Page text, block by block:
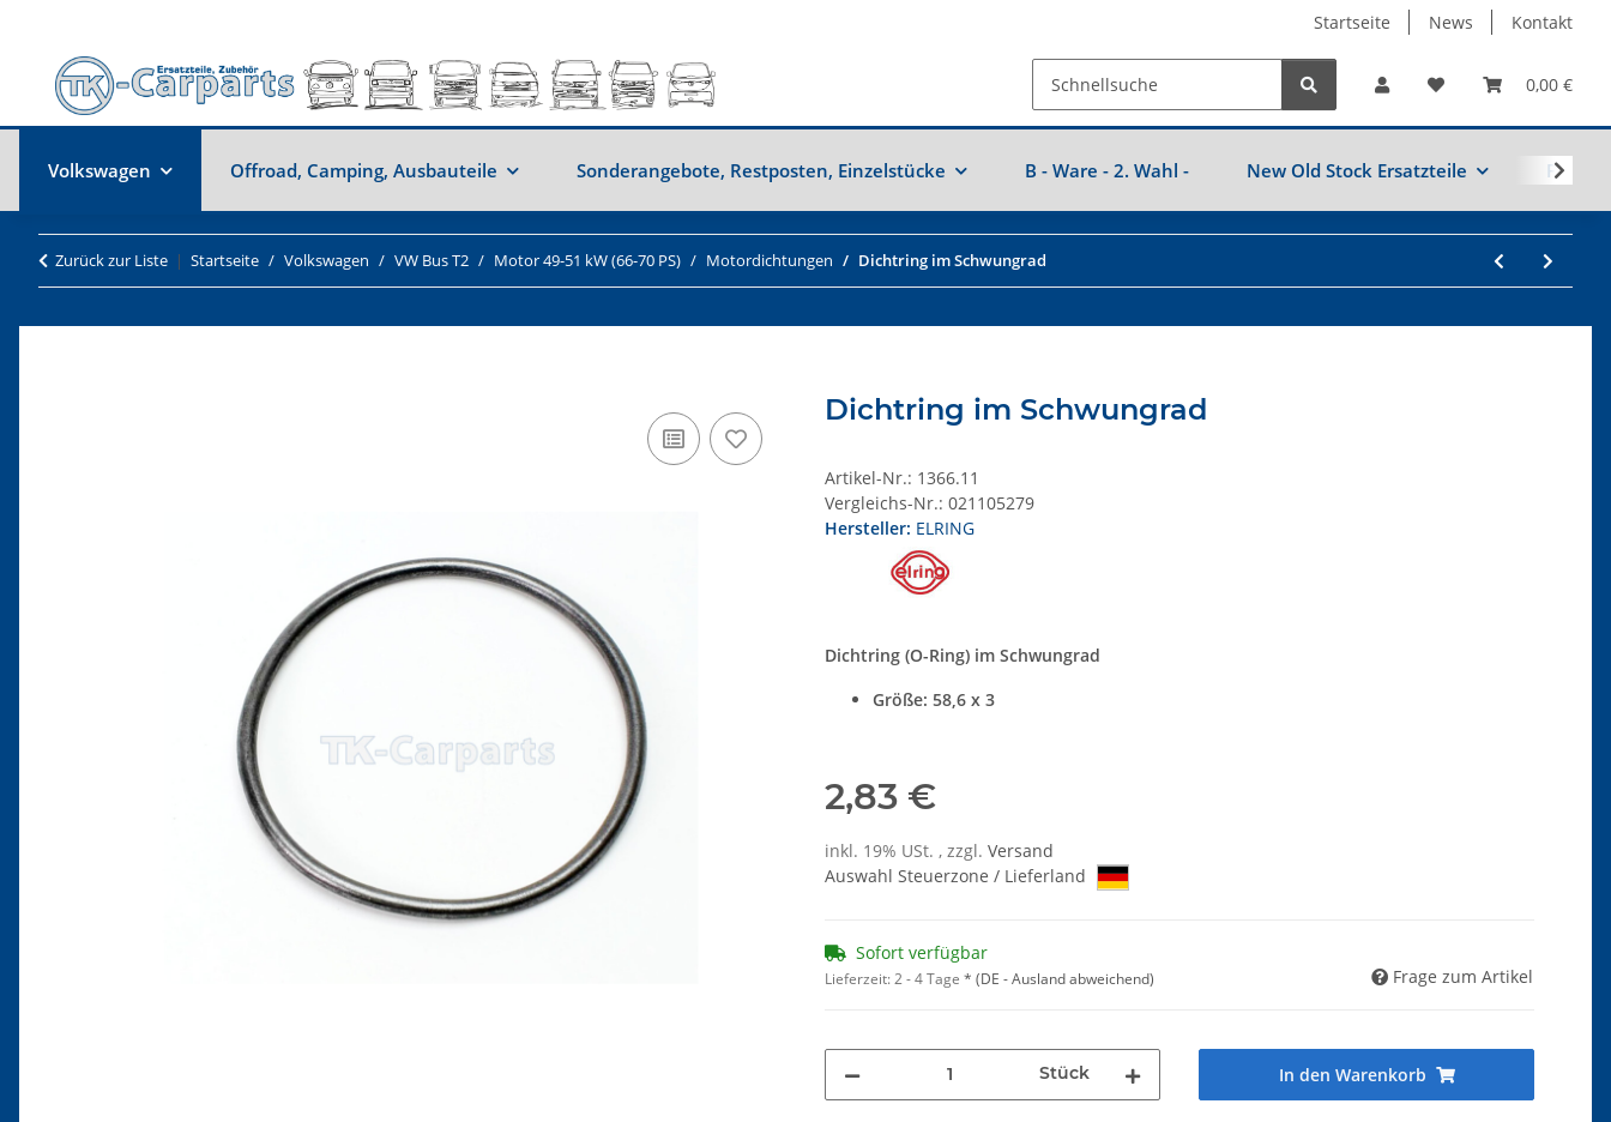
Startseite News Kontakt
0,00 €
Volkswagen Offroad, Camping, Ausbauteile Sonderangebote, Restposten, Einzelstücke B - Ware - 2. Wahl - New Old Stock Ersatzteile
Zurück zur Liste Startseite Volkswagen VW Bus T2 Motor 49-51 kW (66-70 PS) Motordichtungen Dichtring im Schwungrad
Dichtring im Schwungrad
Artikel-Nr.: 1366.11
Vergleichs-Nr.: 021105279
Hersteller: ELRING
Dichtring (O-Ring) im Schwungrad
Größe: 58,6 x 3
2,83 €
inkl. 19% USt. , zzgl. Versand
Auswahl Steuerzone / Lieferland
Sofort verfügbar
Lieferzeit:2 - 4 Tage * (DE - Ausland abweichend) Frage zum Artikel
Stück In den Warenkorb